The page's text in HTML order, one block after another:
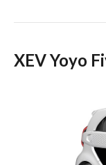
XEV Yoyo